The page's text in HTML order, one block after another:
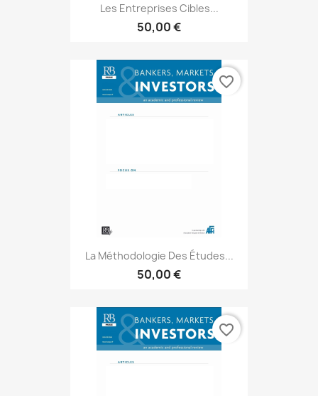
Les Entreprises Cibles...
50,00 €
La Méthodologie Des Études...
50,00 €
favorite_border
favorite_border